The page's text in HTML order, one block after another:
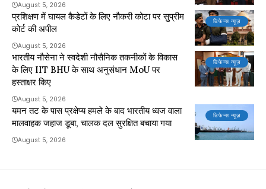
August 5, 2026
डिफेन्स न्यूज़
प्रशिक्षण में घायल कैडेटों के लिए नौकरी कोटा पर सुप्रीम
कोर्ट की अपील
August 5, 2026
डिफेन्स न्यूज़
भारतीय नौसेना ने स्वदेशी नौसैनिक तकनीकों के विकास
के लिए IIT BHU के साथ अनुसंधान MoU पर
हस्ताक्षर किए
August 5, 2026
डिफेन्स न्यूज़
यमन तट के पास प्रक्षेप्य हमले के बाद भारतीय ध्वज वाला
मालवाहक जहाज डूबा, चालक दल सुरक्षित बचाया गया
August 5, 2026